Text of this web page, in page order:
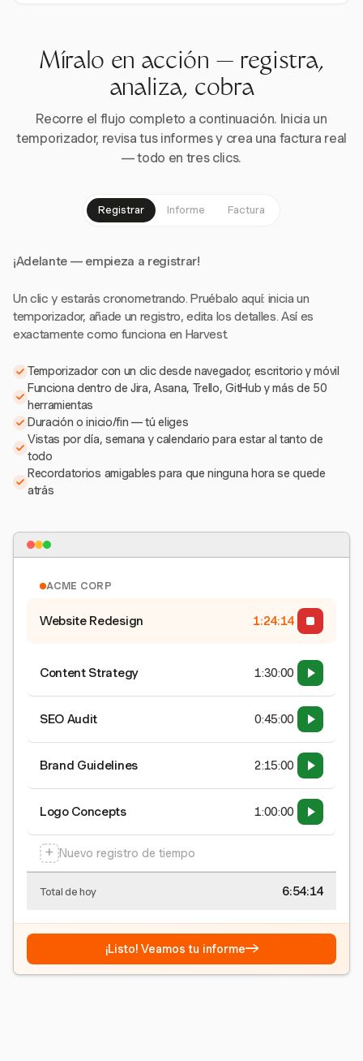
Míralo en acción — registra,
analiza, cobra
Recorre el flujo completo a continuación. Inicia un
temporizador, revisa tus informes y crea una factura real
— todo en tres clics.
Registrar Informe Factura
¡Adelante — empieza a registrar!
Un clic y estarás cronometrando. Pruébalo aquí: inicia un
temporizador, añade un registro, edita los detalles. Así es
exactamente como funciona en Harvest.
Temporizador con un clic desde navegador, escritorio y móvil
Funciona dentro de Jira, Asana, Trello, GitHub y más de 50
herramientas
Duración o inicio/fin — tú eliges
Vistas por día, semana y calendario para estar al tanto de
todo
Recordatorios amigables para que ninguna hora se quede
atrás
ACME CORP
Website Redesign 1:24:15
Content Strategy 1:30:00
SEO Audit 0:45:00
Brand Guidelines 2:15:00
Logo Concepts 1:00:00
+ Nuevo registro de tiempo
Total de hoy 6:54:15
¡Listo! Veamos tu informe→